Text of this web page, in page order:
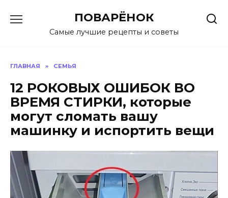
содержанию
ПОВАРЁНОК
Самые лучшие рецепты и советы
ГЛАВНАЯ » СЕМЬЯ
12 РОКОВЫХ ОШИБОК ВО
ВРЕМЯ СТИРКИ, которые
могут сломать вашу
машинку и испортить вещи